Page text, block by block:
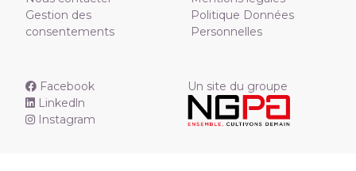
Gestion des
consentements
Politique Données
Personnelles
Facebook
Linkedln
Instagram
Un site du groupe